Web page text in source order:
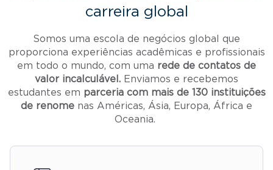
carreira global
Somos uma escola de negócios global que
proporciona experiências acadêmicas e profissionais
em todo o mundo, com uma rede de contatos de
valor incalculável. Enviamos e recebemos
estudantes em parceria com mais de 130 instituições
de renome nas Américas, Ásia, Europa, África e
Oceania.